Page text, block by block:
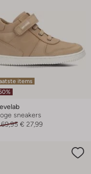
items
sneakers
€ 27,99